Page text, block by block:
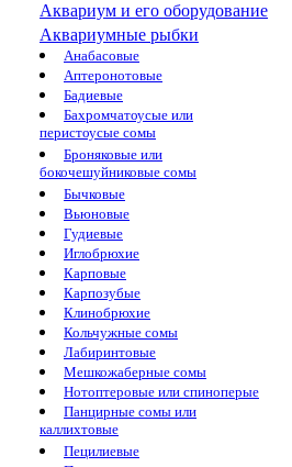
Аквариум и его оборудование
Аквариумные рыбки
Анабасовые
Аптеронотовые
Бадиевые
Бахромчатоусые или
перистоусые сомы
Броняковые или
бокочешуйниковые сомы
Бычковые
Вьюновые
Гудиевые
Иглобрюхие
Карповые
Карпозубые
Клинобрюхие
Кольчужные сомы
Лабиринтовые
Мешкожаберные сомы
Нотоптеровые или спиноперые
Панцирные сомы или
каллихтовые
Пецилиевые